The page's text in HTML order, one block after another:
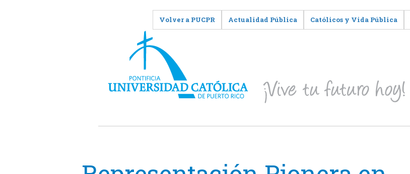
Volver a PUCPR Actualidad Pública Católicos y Vida Pública